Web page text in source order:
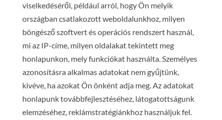
viselkedéséről, például arról, hogy Ön melyik
országban csatlakozott weboldalunkhoz, milyen
böngésző szoftvert és operációs rendszert használ,
mi az IP-címe, milyen oldalakat tekintett meg
honlapunkon, mely funkciókat használta. Személyes
azonosításra alkalmas adatokat nem gyűjtünk,
kivéve, ha azokat Ön önként adja meg. Az adatokat
honlapunk továbbfejlesztéséhez, látogatottságunk
elemzéséhez, reklámstratégiánkhoz használjuk fel.